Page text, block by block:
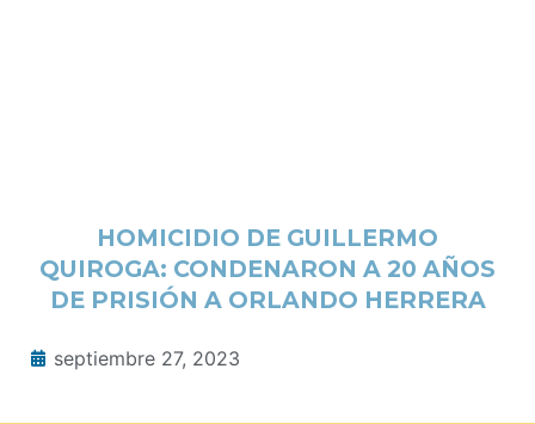
HOMICIDIO DE GUILLERMO
QUIROGA: CONDENARON A 20 AÑOS
DE PRISIÓN A ORLANDO HERRERA
septiembre 27, 2023